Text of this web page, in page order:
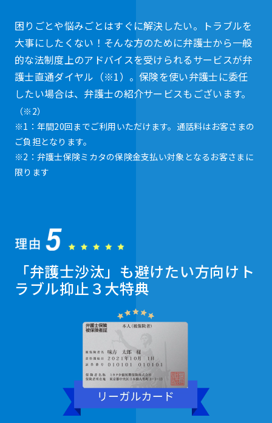
困りごとや悩みごとはすぐに解決したい。トラブルを
大事にしたくない！そんな方のために弁護士から一般
的な法制度上のアドバイスを受けられるサービスが弁
護士直通ダイヤル（※1）。保険を使い弁護士に委任
したい場合は、弁護士の紹介サービスもございます。
（※2）
※1：年間20回までご利用いただけます。通話料はお客さまの
ご負担となります。
※2：弁護士保険ミカタの保険金支払い対象となるお客さまに
限ります
「弁護士沙汰」も避けたい方向け ト
ラブル抑止３大特典